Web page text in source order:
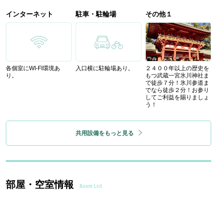
インターネット
各個室にWI-FI環境あ
り。
駐車・駐輪場
入口横に駐輪場あり。
その他１
２４００年以上の歴史を
もつ武蔵一宮氷川神社ま
で徒歩７分！氷川参道ま
でなら徒歩２分！お参り
してご利益を賜りましょ
う！
共用設備をもっと見る
部屋・空室情報 Room List